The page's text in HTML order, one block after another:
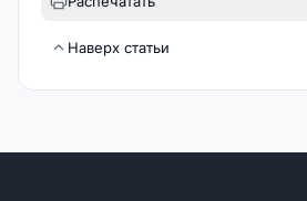
Наверх статьи